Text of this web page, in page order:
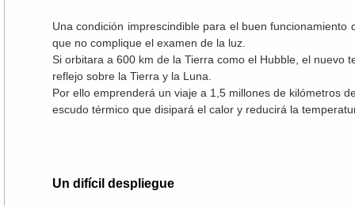
Una condición imprescindible para el buen
que no complique el examen de la luz.
Si orbitara a 600 km de la Tierra como el Hubble, el nuevo
reflejo sobre la Tierra y la Luna.
Por ello emprenderá un viaje a 1,5 millones de kilómetros
escudo térmico que disipará el calor y reducirá la
Un difícil despliegue